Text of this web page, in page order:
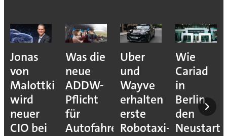
Jonas
von
Malottki
wird
neuer
CIO bei
Was die
neue
ADDW-
Pflicht
für
Autofahrer
Uber
und
Wayve
erhalten
erste
Robotaxi-
Wie
Cariad
in
Berlin
den
Neustart